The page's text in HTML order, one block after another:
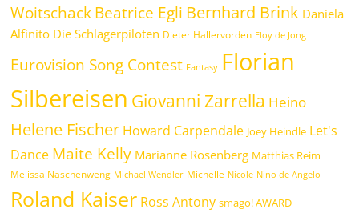
WoitschackBeatrice Egli Bernhard Brink Daniela
Alfinito Die Schlagerpiloten Dieter Hallervorden Eloy de Jong
Eurovision Song Contest Fantasy Florian
Silbereisen Giovanni Zarrella Heino
Helene Fischer Howard Carpendale Joey Heindle Let's
Dance Maite Kelly Marianne Rosenberg Matthias Reim
Melissa Naschenweng Michael Wendler Michelle Nicole Nino de Angelo
Roland Kaiser Ross Antony smago! AWARD